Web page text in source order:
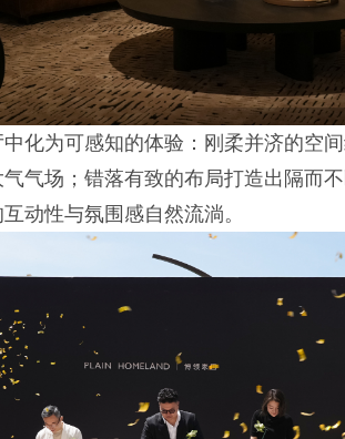
化为可感知的体验：刚柔并济的空
气场；错落有致的布局打造出隔而
动性与氛围感自然流淌。